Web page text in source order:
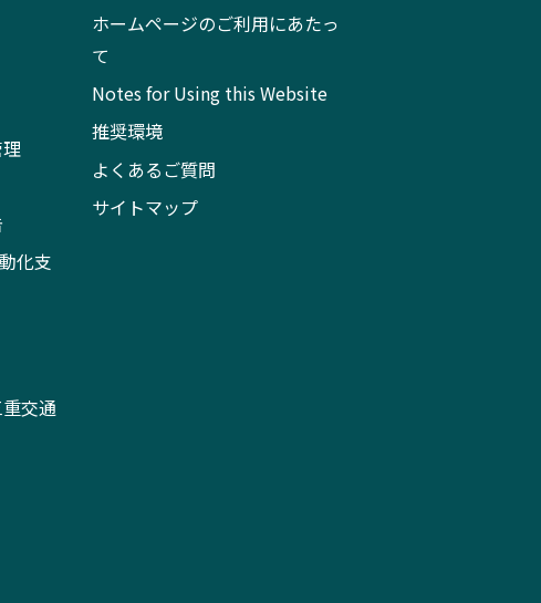
化支
交通
ホームページのご利用にあたっ
て
Notes for Using this Website
推奨環境
よくあるご質問
サイトマップ